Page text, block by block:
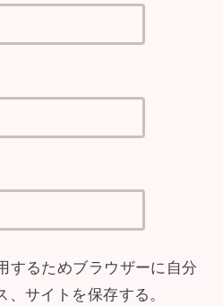
するためブラウザーに自分
サイトを保存する。